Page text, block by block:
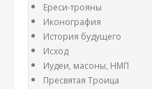
Ереси-трояны
Иконография
История будущего
Исход
Иудеи, масоны, НМП
Пресвятая Троица